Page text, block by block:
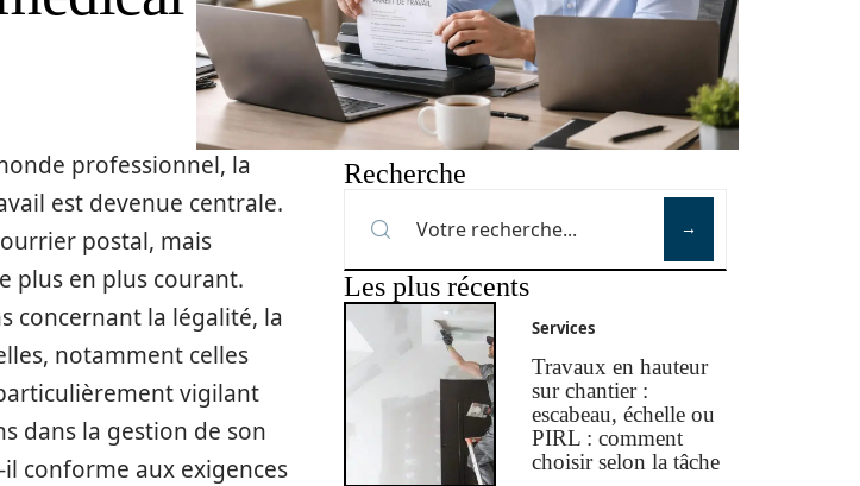
professionnel, la
est devenue centrale.
postal, mais
plus en plus courant.
concernant la légalité, la
notamment celles
vigilant
dans la gestion de son
il conforme aux exigences
Recherche
Les plus récents
Services
Travaux en hauteur
sur chantier :
escabeau, échelle ou
PIRL : comment
choisir selon la tâche